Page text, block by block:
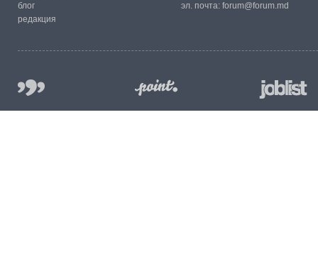
блог
редакция
эл. почта: forum@forum.md